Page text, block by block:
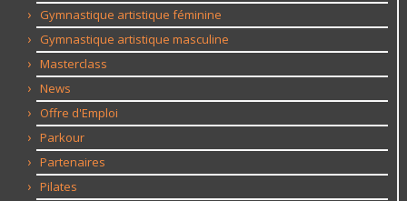
Gymnastique artistique féminine
Gymnastique artistique masculine
Masterclass
News
Offre d'Emploi
Parkour
Partenaires
Pilates